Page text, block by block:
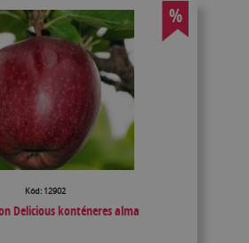
%
Kód: 12902
Delicious konténeres alma